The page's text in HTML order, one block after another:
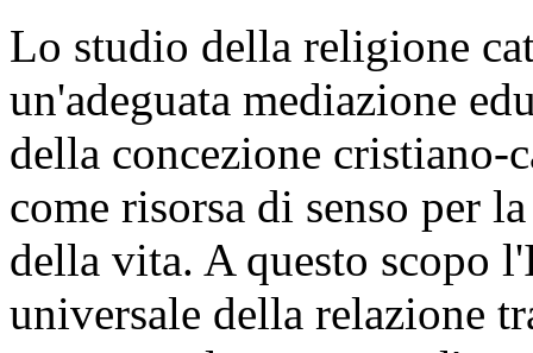
Lo studio della religione
un'adeguata mediazione
della concezione cristiano-
come risorsa di senso per
della vita. A questo scopo
universale della relazione